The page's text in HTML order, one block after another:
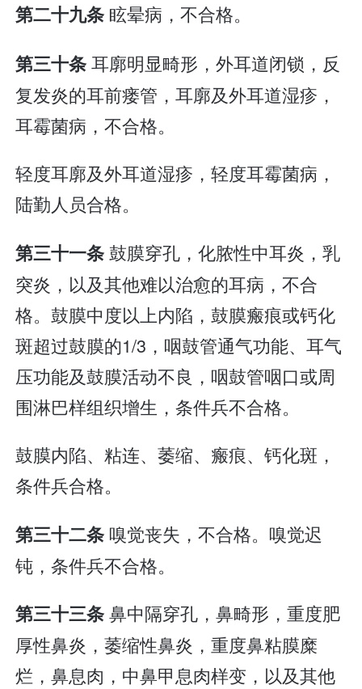
第二十九条 眩晕病，不合格。
第三十条耳廓明显畸形，外耳道闭锁，反
复发炎的耳前瘘管，耳廓及外耳道湿疹，
耳霉菌病，不合格。
轻度耳廓及外耳道湿疹，轻度耳霉菌病，
陆勤人员合格。
第三十一条鼓膜穿孔，化脓性中耳炎，乳
突炎，以及其他难以治愈的耳病，不合
格。鼓膜中度以上内陷，鼓膜瘢痕或钙化
斑超过鼓膜的1/3，咽鼓管通气功能、耳气
压功能及鼓膜活动不良，咽鼓管咽口或周
围淋巴样组织增生，条件兵不合格。
鼓膜内陷、粘连、萎缩、瘢痕、钙化斑，
条件兵合格。
第三十二条 嗅觉丧失，不合格。嗅觉迟
钝，条件兵不合格。
第三十三条鼻中隔穿孔，鼻畸形，重度肥
厚性鼻炎，萎缩性鼻炎，重度鼻粘膜糜
烂，鼻息肉，中鼻甲息肉样变，以及其他